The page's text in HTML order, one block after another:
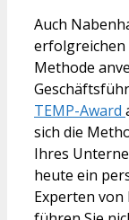
Auch
erfolgreichen
Methode
TEMP-Award
sich die
Ihres
heute ein
Experten